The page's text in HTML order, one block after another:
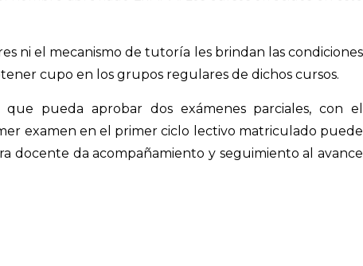
ni el mecanismo de tutoría les brindan las condiciones
cupo en los grupos regulares de dichos cursos.
pueda aprobar dos exámenes parciales, con el
examen en el primer ciclo lectivo matriculado puede
docente da acompañamiento y seguimiento al avance